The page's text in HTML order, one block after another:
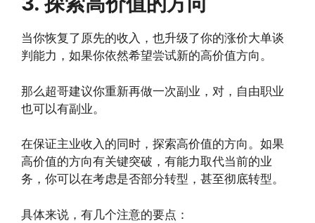
当你恢复了原先的收入，也升级了你的涨价大单谈
判能力，如果你依然希望尝试新的高价值方向。
那么超哥建议你重新再做一次副业，对，自由职业
也可以有副业。
在保证主业收入的同时，探索高价值的方向。如果
高价值的方向有关键突破，有能力取代当前的业
务，你可以在考虑是否部分转型，甚至彻底转型。
具体来说，有几个注意的要点：